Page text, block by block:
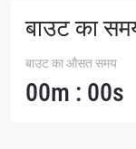
बाउट का
बाउट का औसत समय
00m : 00s